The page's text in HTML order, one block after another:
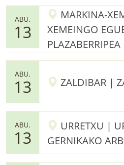
ABU.
13
MARKINA-
XEMEINGO
PLAZABERRIPEA
ABU.
13 ZALDIBAR |
ABU.
13
URRETXU |
GERNIKAKO